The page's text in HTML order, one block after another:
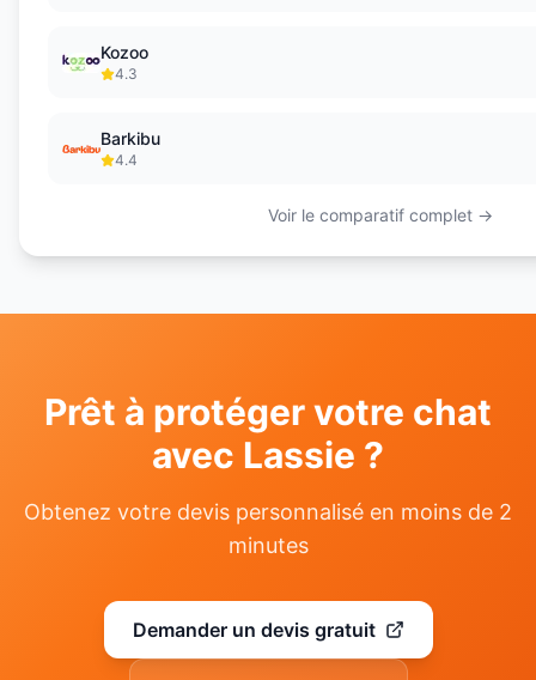
Kozoo
4.3
Barkibu
4.4
Voir le comparatif complet →
Prêt à protéger votre chat
avec Lassie ?
Obtenez votre devis personnalisé en moins de 2
minutes
Demander un devis gratuit